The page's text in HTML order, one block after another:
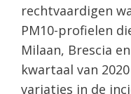
rechtvaardigen
PM10-profielen
Milaan, Brescia
kwartaal van
variaties in de